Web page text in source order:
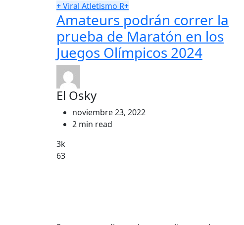
+ Viral Atletismo R+
Amateurs podrán correr la
prueba de Maratón en los
Juegos Olímpicos 2024
El Osky
noviembre 23, 2022
2 min read
3k
63